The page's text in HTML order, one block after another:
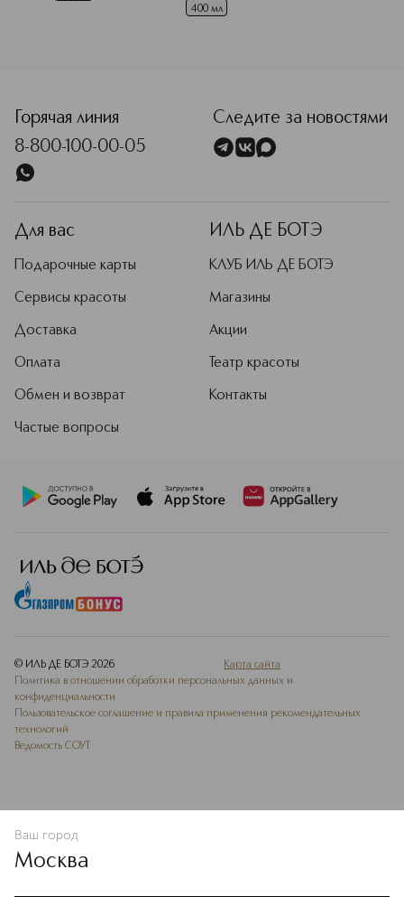
400 мл
В КОРЗИНУ
Горячая линия
8-800-100-00-05
Следите за новостями
Для вас
Подарочные карты
Сервисы красоты
Доставка
Оплата
Обмен и возврат
Частые вопросы
ИЛЬ ДЕ БОТЭ
КЛУБ ИЛЬ ДЕ БОТЭ
Магазины
Акции
Театр красоты
Контакты
© ИЛЬ ДЕ БОТЭ 2026
Карта сайта
Политика в отношении обработки персональных данных и
конфиденциальности
Пользовательское соглашение и правила применения рекомендательных
технологий
Ведомость СОУТ
Ваш город
Москва